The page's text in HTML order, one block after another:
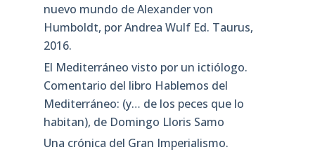
nuevo mundo de Alexander von
Humboldt, por Andrea Wulf Ed. Taurus,
2016.
El Mediterráneo visto por un ictiólogo.
Comentario del libro Hablemos del
Mediterráneo: (y… de los peces que lo
habitan), de Domingo Lloris Samo
Una crónica del Gran Imperialismo.